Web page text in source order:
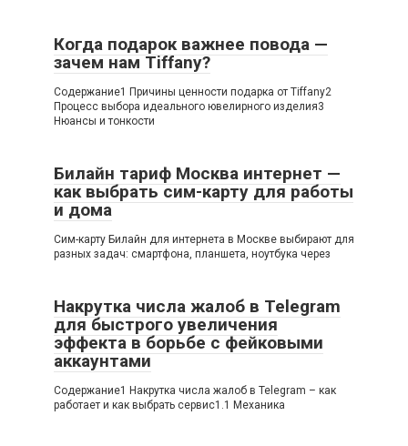
Когда подарок важнее повода —
зачем нам Tiffany?
Содержание1 Причины ценности подарка от Tiffany2
Процесс выбора идеального ювелирного изделия3
Нюансы и тонкости
Билайн тариф Москва интернет —
как выбрать сим-карту для работы
и дома
Сим-карту Билайн для интернета в Москве выбирают для
разных задач: смартфона, планшета, ноутбука через
Накрутка числа жалоб в Telegram
для быстрого увеличения
эффекта в борьбе с фейковыми
аккаунтами
Содержание1 Накрутка числа жалоб в Telegram – как
работает и как выбрать сервис1.1 Механика